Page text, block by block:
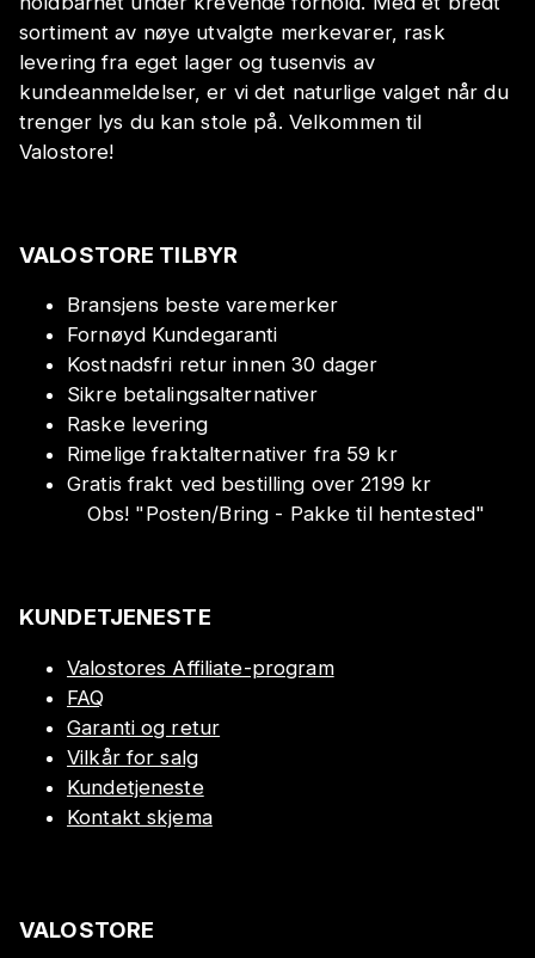
sortiment av nøye utvalgte merkevarer, rask
levering fra eget lager og tusenvis av
kundeanmeldelser, er vi det naturlige valget når du
trenger lys du kan stole på. Velkommen til
Valostore!
VALOSTORE TILBYR
Bransjens beste varemerker
Fornøyd Kundegaranti
Kostnadsfri retur innen 30 dager
Sikre betalingsalternativer
Raske levering
Rimelige fraktalternativer fra 59 kr
Gratis frakt ved bestilling over 2199 kr
Obs! "Posten/Bring - Pakke til hentested"
KUNDETJENESTE
Valostores Affiliate-program
FAQ
Garanti og retur
Vilkår for salg
Kundetjeneste
Kontakt skjema
VALOSTORE